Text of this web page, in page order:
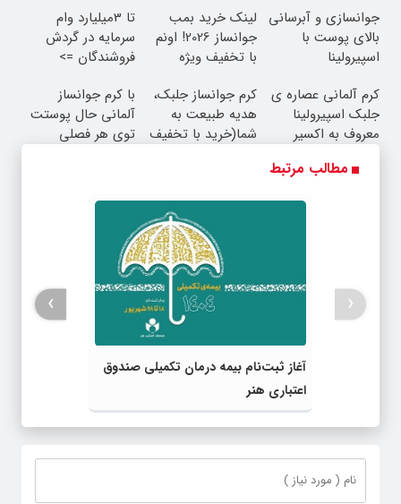
🔥
جوانسازی و آبرسانی
بالای پوست با
اسپیرولینا
لینک خرید بمب
جوانساز 2026! اونم
با تخفیف ویژه
تا 3میلیارد وام
سرمایه در گردش
فروشندگان =>
کن
کرم آلمانی عصاره ی
جلبک اسپیرولینا
معروف به اکسیر
کرم جوانساز جلبک،
هدیه طبیعت به
شما(خرید با تخفیف
با کرم جوانساز
آلمانی حال پوستت
توی هر فصلی
مطالب مرتبط
آغاز ثبت‌نام بیمه درمان تکمیلی صندوق
اعتباری هنر
‹
›